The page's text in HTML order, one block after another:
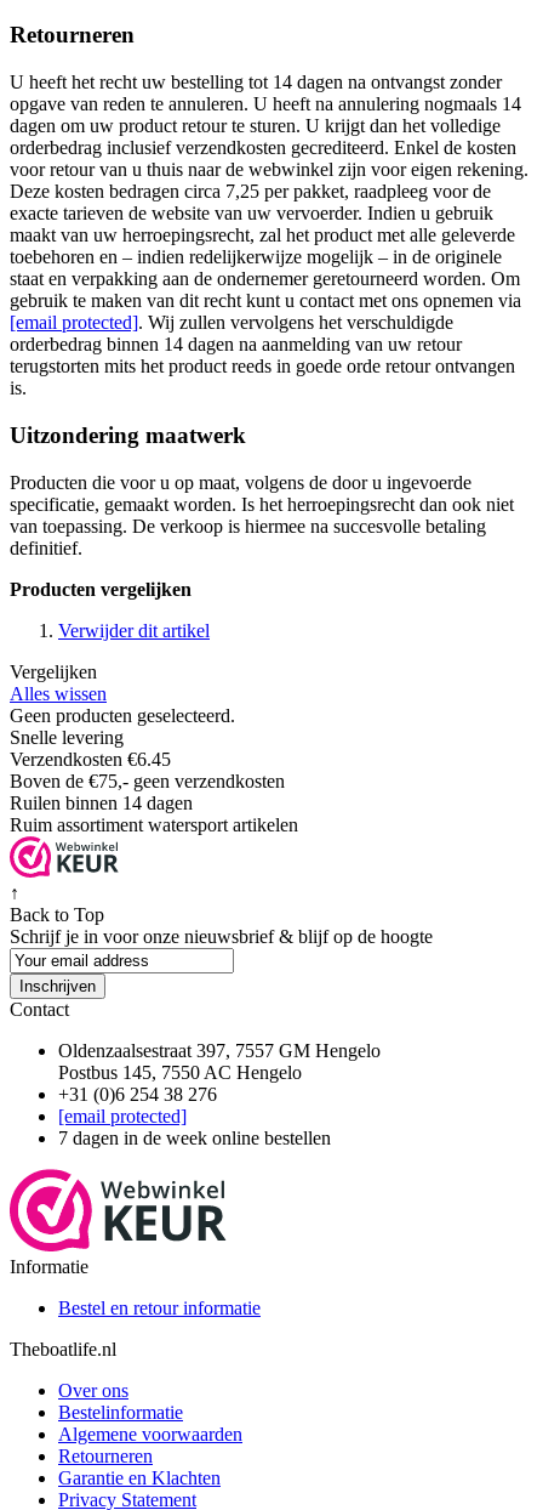
Retourneren
U heeft het recht uw bestelling tot 14 dagen na ontvangst zonder
opgave van reden te annuleren. U heeft na annulering nogmaals 14
dagen om uw product retour te sturen. U krijgt dan het volledige
orderbedrag inclusief verzendkosten gecrediteerd. Enkel de kosten
voor retour van u thuis naar de webwinkel zijn voor eigen rekening.
Deze kosten bedragen circa 7,25 per pakket, raadpleeg voor de
exacte tarieven de website van uw vervoerder. Indien u gebruik
maakt van uw herroepingsrecht, zal het product met alle geleverde
toebehoren en – indien redelijkerwijze mogelijk – in de originele
staat en verpakking aan de ondernemer geretourneerd worden. Om
gebruik te maken van dit recht kunt u contact met ons opnemen via
[email protected]. Wij zullen vervolgens het verschuldigde
orderbedrag binnen 14 dagen na aanmelding van uw retour
terugstorten mits het product reeds in goede orde retour ontvangen
is.
Uitzondering maatwerk
Producten die voor u op maat, volgens de door u ingevoerde
specificatie, gemaakt worden. Is het herroepingsrecht dan ook niet
van toepassing. De verkoop is hiermee na succesvolle betaling
definitief.
Producten vergelijken
Verwijder dit artikel
Vergelijken
Alles wissen
Geen producten geselecteerd.
Snelle levering
Verzendkosten €6.45
Boven de €75,- geen verzendkosten
Ruilen binnen 14 dagen
Ruim assortiment watersport artikelen
↑
Back to Top
Schrijf je in voor onze nieuwsbrief & blijf op de hoogte
Inschrijven
Contact
Oldenzaalsestraat 397, 7557 GM Hengelo
Postbus 145, 7550 AC Hengelo
+31 (0)6 254 38 276
[email protected]
7 dagen in de week online bestellen
Informatie
Bestel en retour informatie
Theboatlife.nl
Over ons
Bestelinformatie
Algemene voorwaarden
Retourneren
Garantie en Klachten
Privacy Statement